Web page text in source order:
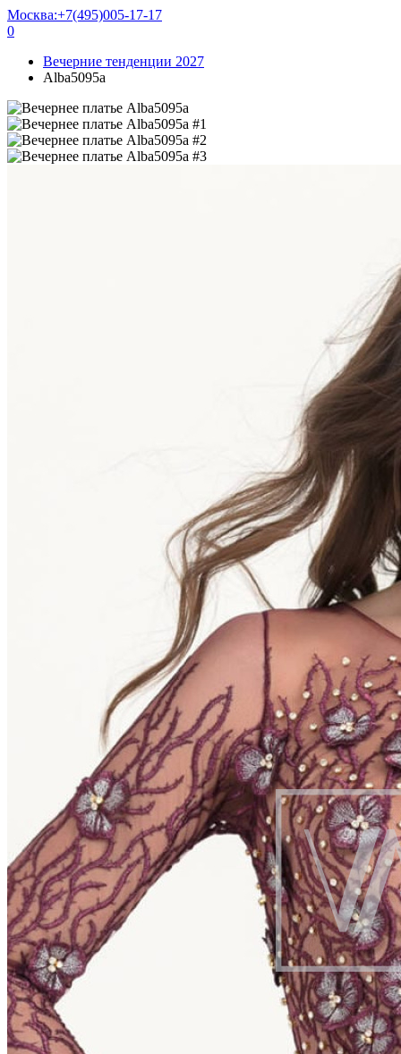
Москва:+7(495)005-17-17
0
Вечерние тенденции 2027
Alba5095a